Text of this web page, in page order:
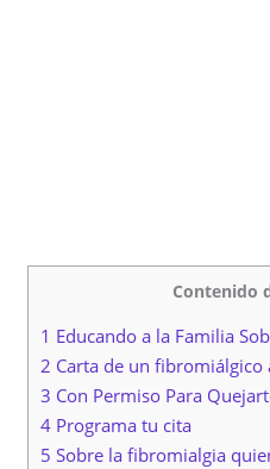
Contenido
1 Educando a la Familia
2 Carta de un fibromiálgico
3 Con Permiso Para
4 Programa tu cita
5 Sobre la fibromialgia